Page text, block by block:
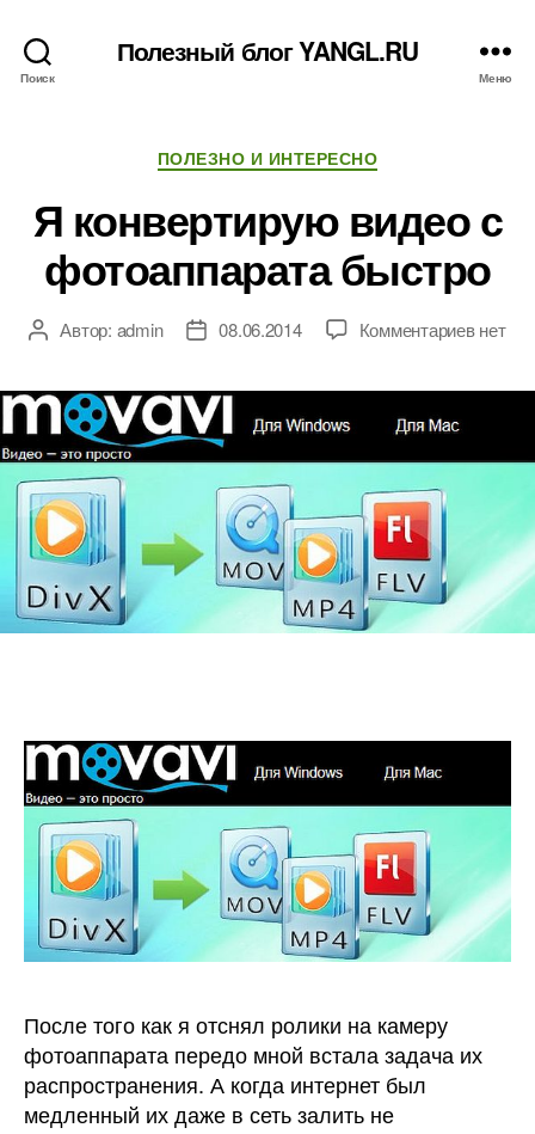
Поиск
Полезный блог YANGL.RU
Меню
Рубрики
ПОЛЕЗНО И ИНТЕРЕСНО
Я конвертирую видео с
фотоаппарата быстро
АвторАвтор: admin
Дата08.06.2014 Комментариевк
с
нет
После того как я отснял ролики на камеру
фотоаппарата передо мной встала задача их
распространения. А когда интернет был
медленный их даже в сеть залить не